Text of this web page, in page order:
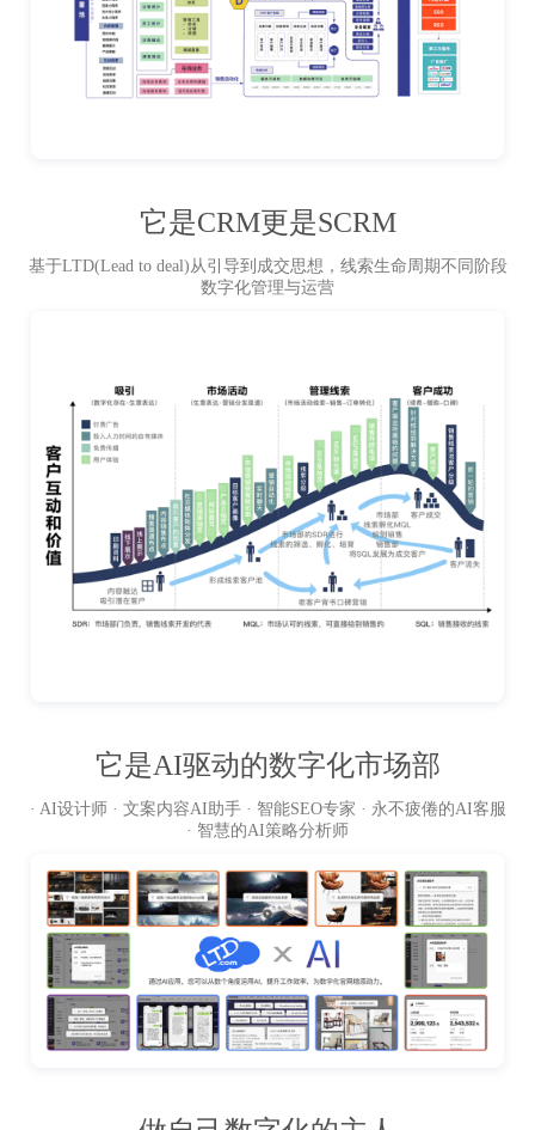
它是CRM更是SCRM
基于LTD(Lead to deal)从引导到成交思想，线索生命周期不同阶段
数字化管理与运营
它是AI驱动的数字化市场部
· AI设计师 · 文案内容AI助手 · 智能SEO专家 · 永不疲倦的AI客服
· 智慧的AI策略分析师